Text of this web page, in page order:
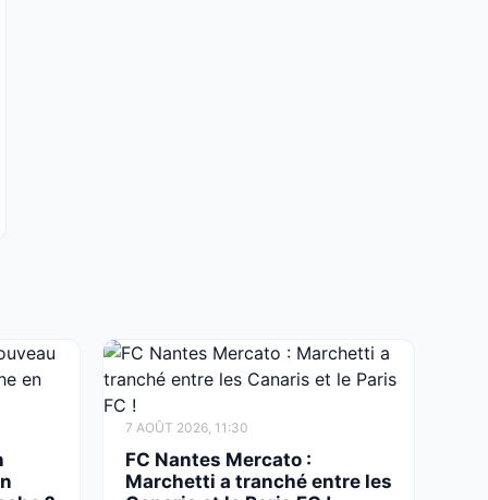
7 AOÛT 2026, 11:30
FC Nantes Mercato :
Marchetti a tranché entre les